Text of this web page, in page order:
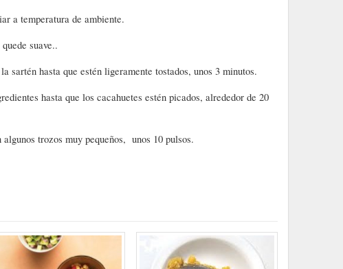
a temperatura de ambiente.
suave..
sartén hasta que estén ligeramente tostados, unos 3 minutos.
hasta que los cacahuetes estén picados, alrededor de 20
trozos muy pequeños, unos 10 pulsos.